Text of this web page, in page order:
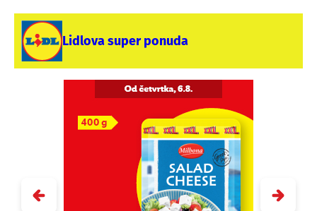
Lidlova super ponuda